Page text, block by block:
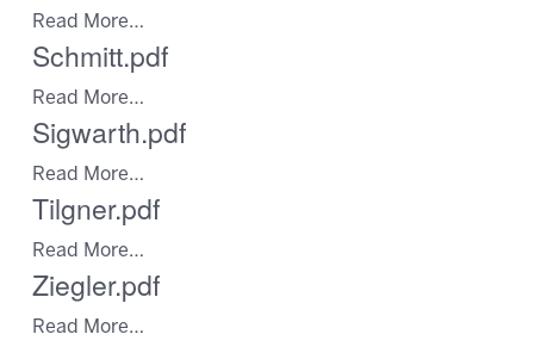
Read More…
Schmitt.pdf
Read More…
Sigwarth.pdf
Read More…
Tilgner.pdf
Read More…
Ziegler.pdf
Read More…